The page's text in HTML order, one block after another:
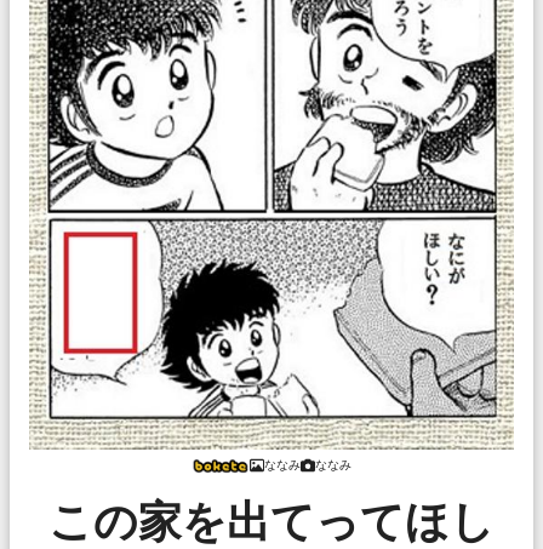
ななみ ななみ
この家を出てってほし